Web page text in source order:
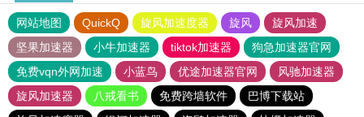
网站地图 QuickQ 旋风加速度器 旋风
旋风加速
坚果加速器
小牛加速器 tiktok加速器
狗急加速器官网
免费vqn外网加速
小蓝鸟 优途加速器官网
风驰加速器
旋风加速器
八戒看书 免费跨墙软件
巴博下载站